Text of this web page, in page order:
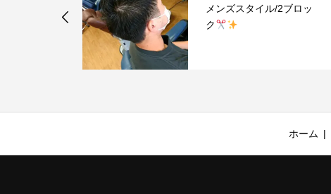
メンズスタイル/2ブロッ
ク
ホーム